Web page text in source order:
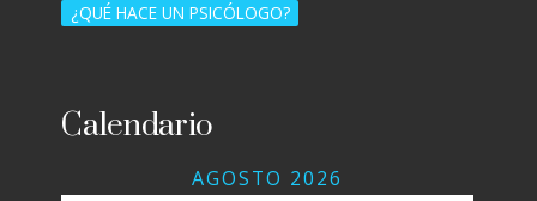
¿QUÉ HACE UN PSICÓLOGO?
Calendario
AGOSTO 2026